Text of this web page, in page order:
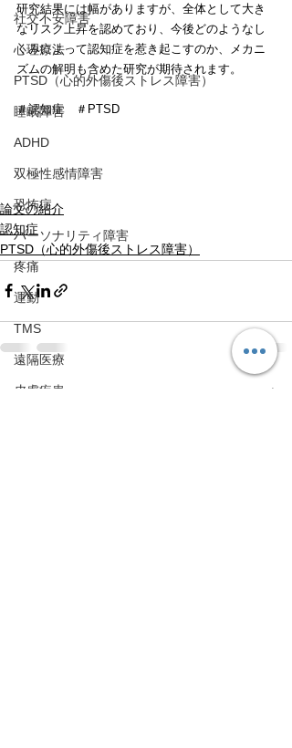
社交不安障害
心理療法
PTSD（心的外傷後ストレス障害）
睡眠障害
ADHD
双極性感情障害
恐怖症
パーソナリティ障害
疼痛
運動
TMS
遠隔医療
皮膚疾患
研究結果には幅がありますが、全体として大き
なリスク上昇を認めており、今後どのようなし
くみによって認知症を惹き起こすのか、メカニ
ズムの解明も含めた研究が期待されます。
＃認知症　＃PTSD
論文の紹介
認知症
PTSD（心的外傷後ストレス障害）